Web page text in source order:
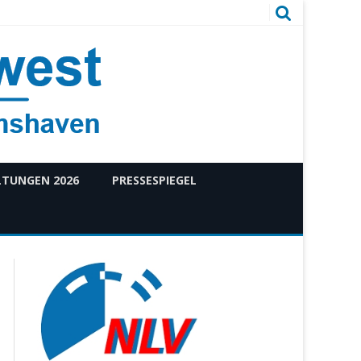
2026 PRESSESPIEGEL